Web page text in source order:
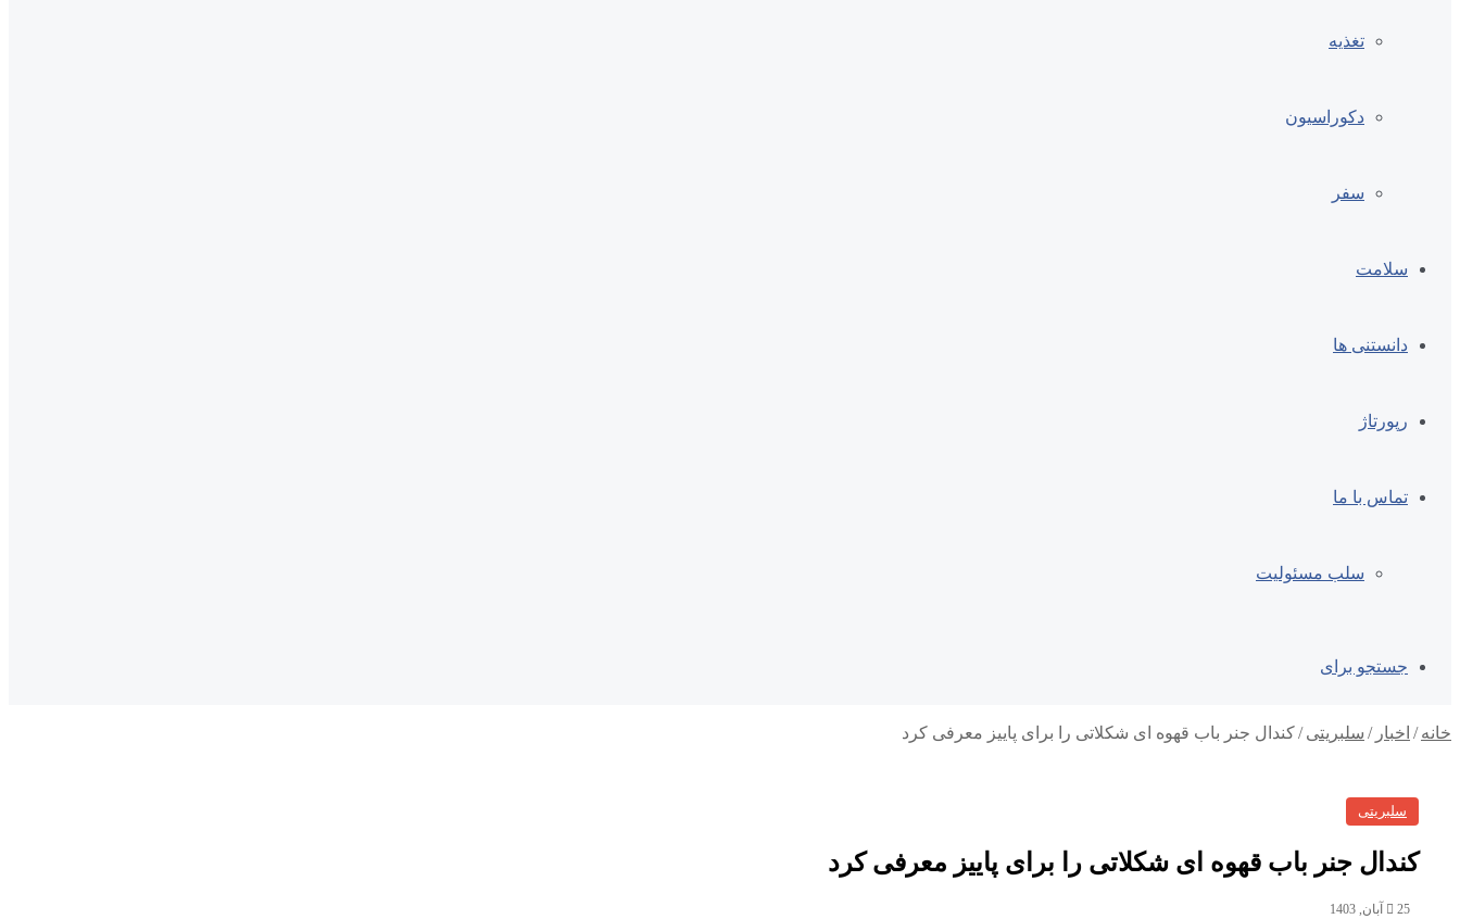
تغذیه
دکوراسیون
سفر
سلامت
دانستنی ها
رپورتاژ
تماس با ما
سلب مسئولیت
جستجو برای
خانه / اخبار / سلبریتی /کندال جنر باب قهوه ای شکلاتی را برای پاییز معرفی کرد
سلبریتی
کندال جنر باب قهوه ای شکلاتی را برای پاییز معرفی کرد
25 آبان, 1403